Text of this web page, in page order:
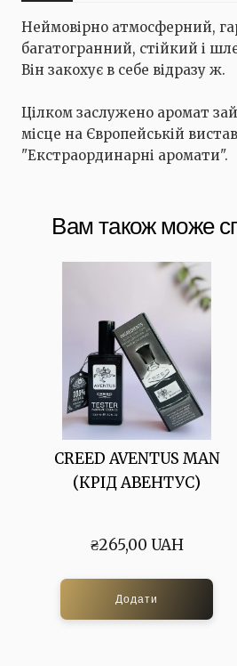
Неймовірно атмосферний,
багатогранний, стійкий і
Він закохує в себе відразу ж.
Цілком заслужено аромат
місце на Європейській
"Екстраординарні аромати".
Вам також може
CREED AVENTUS MAN
(КРІД АВЕНТУС)
₴265,00 UAH
Додати